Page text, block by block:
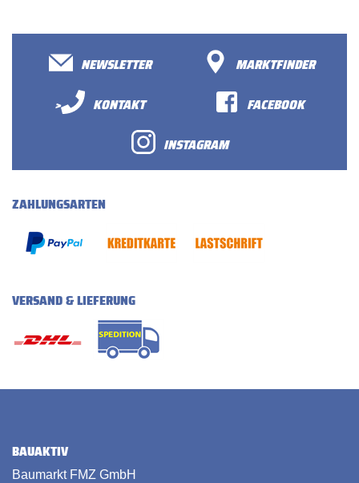
NEWSLETTER
MARKTFINDER
>
KONTAKT
FACEBOOK
INSTAGRAM
ZAHLUNGSARTEN
VERSAND & LIEFERUNG
BAUAKTIV
Baumarkt FMZ GmbH